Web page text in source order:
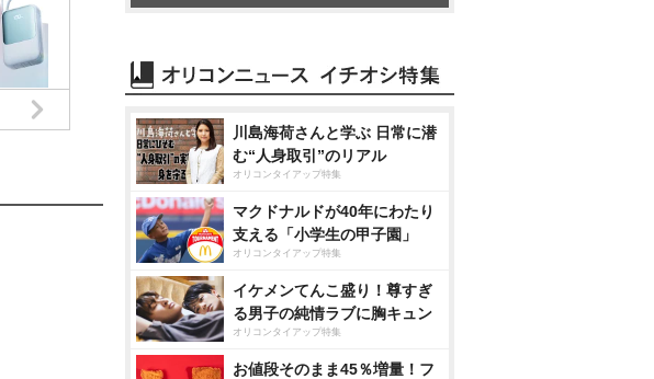
川島海荷さんと学ぶ 日常に潜
む“人身取引”のリアル
オリコンタイアップ特集
マクドナルドが40年にわたり
支える「小学生の甲子園」
オリコンタイアップ特集
イケメンてんこ盛り！尊すぎ
る男子の純情ラブに胸キュン
オリコンタイアップ特集
お値段そのまま45％増量！フ